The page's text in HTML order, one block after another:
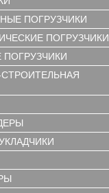
ПОГРУЗЧИКИ
ПОГРУЗЧИКИ